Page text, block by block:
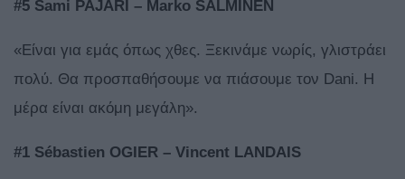
#5 Sami PAJARI – Marko SALMINEN
«Είναι για εμάς όπως χθες. Ξεκινάμε νωρίς, γλιστράει
πολύ. Θα προσπαθήσουμε να πιάσουμε τον Dani. Η
μέρα είναι ακόμη μεγάλη».
#1 Sébastien OGIER – Vincent LANDAIS